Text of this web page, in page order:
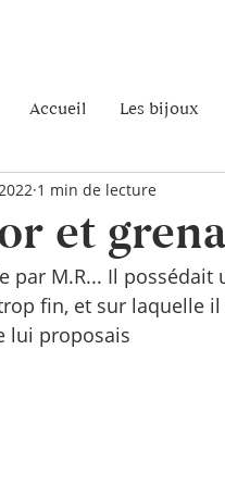
Accueil Les bijoux
et
1 min de lecture
par M.R... Il
fin, et sur laquelle
lui proposais